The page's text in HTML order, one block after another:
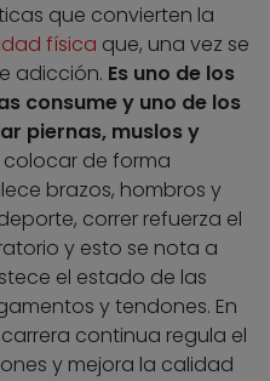
que convierten la
física que, una vez se
adicción. Es uno de los
consume y uno de los
piernas, muslos y
de forma
brazos, hombros y
correr refuerza el
y esto se nota a
el estado de las
y tendones. En
continua regula el
y mejora la calidad